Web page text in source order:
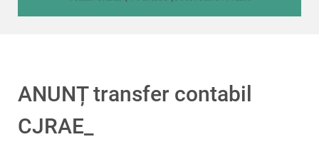
ANUNȚ transfer contabil
CJRAE_